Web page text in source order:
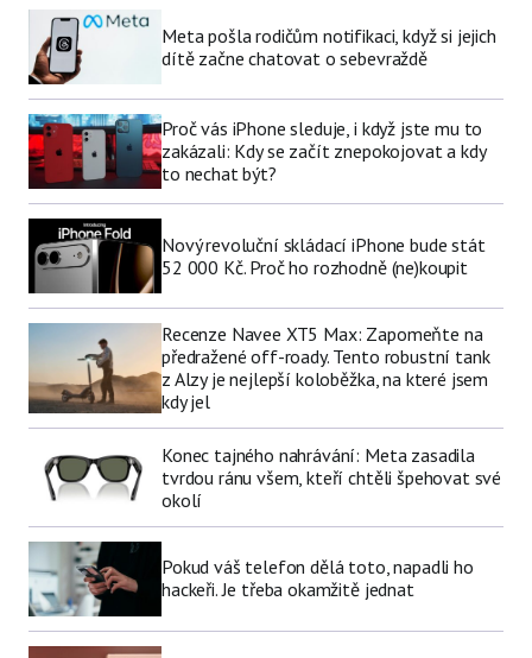
Meta pošla rodičům notifikaci, když si jejich
dítě začne chatovat o sebevraždě
Proč vás iPhone sleduje, i když jste mu to
zakázali: Kdy se začít znepokojovat a kdy
to nechat být?
Nový revoluční skládací iPhone bude stát
52 000 Kč. Proč ho rozhodně (ne)koupit
Recenze Navee XT5 Max: Zapomeňte na
předražené off-roady. Tento robustní tank
z Alzy je nejlepší koloběžka, na které jsem
kdy jel
Konec tajného nahrávání: Meta zasadila
tvrdou ránu všem, kteří chtěli špehovat své
okolí
Pokud váš telefon dělá toto, napadli ho
hackeři. Je třeba okamžitě jednat